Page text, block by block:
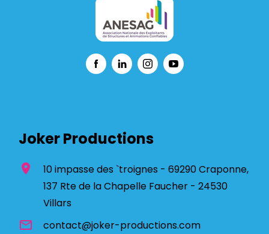
Joker Productions
location_on
10 impasse des `troignes - 69290 Craponne,
137 Rte de la Chapelle Faucher - 24530
Villars
mail_outline contact@joker-productions.com